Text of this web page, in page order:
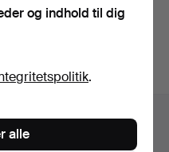
og indhold til dig
.
alle